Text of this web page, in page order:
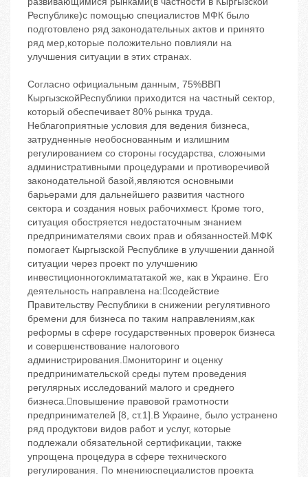
Республике)с помощью специалистов МФК было
подготовлено ряд законодательных актов и принято
ряд мер,которые положительно повлияли на
улучшения ситуации в этих странах.
Согласно официальным данным, 75%ВВП
КыргызскойРеспублики приходится на частный сектор,
который обеспечивает 80% рынка труда.
Неблагоприятные условия для ведения бизнеса,
затрудненные необоснованным и излишним
регулированием со стороны государства, сложными
административными процедурами и противоречивой
законодательной базой,являются основными
барьерами для дальнейшего развития частного
сектора и создания новых рабочихмест. Кроме того,
ситуация обостряется недостаточным знанием
предпринимателями своих прав и обязанностей.МФК
помогает Кыргызской Республике в улучшении данной
ситуации через проект по улучшению
инвестиционногоклимататакой же, как в Украине. Его
деятельность направлена на:содействие
Правительству Республики в снижении регулятивного
бремени для бизнеса по таким направлениям,как
реформы в сфере государственных проверок бизнеса
и совершенствование налогового
администрирования.мониторинг и оценку
предпринимательской среды путем проведения
регулярных исследований малого и среднего
бизнеса.повышение правовой грамотности
предпринимателей [8, ст.1].В Украине, было устранено
ряд продуктови видов работ и услуг, которые
подлежали обязательной сертификации, также
упрощена процедура в сфере технического
регулирования. По мнениюспециалистов проекта